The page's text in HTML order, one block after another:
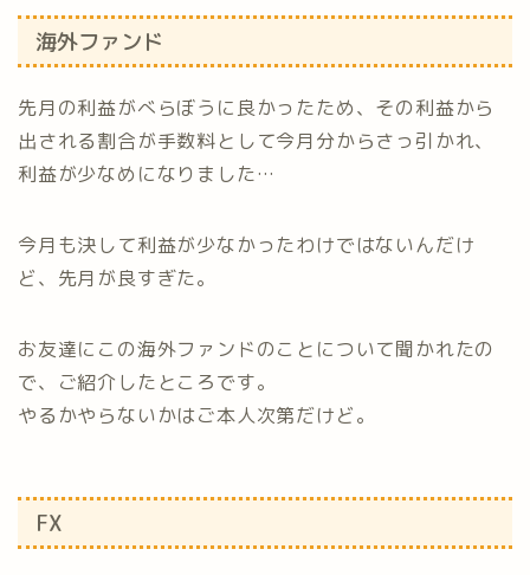
海外ファンド
先月の利益がべらぼうに良かったため、その利益から
出される割合が手数料として今月分からさっ引かれ、
利益が少なめになりました…
今月も決して利益が少なかったわけではないんだけ
ど、先月が良すぎた。
お友達にこの海外ファンドのことについて聞かれたの
で、ご紹介したところです。
やるかやらないかはご本人次第だけど。
FX